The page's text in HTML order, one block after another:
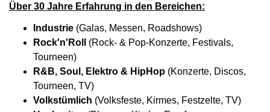
Über 30 Jahre Erfahrung in den Bereichen:
Industrie (Galas, Messen, Roadshows)
Rock'n'Roll
(Rock- & Pop-Konzerte, Festivals,
Tourneen)
R&B, Soul, Elektro & HipHop (Konzerte, Discos,
Tourneen, TV)
Volkstümlich (Volksfeste, Kirmes, Festzelte, TV)